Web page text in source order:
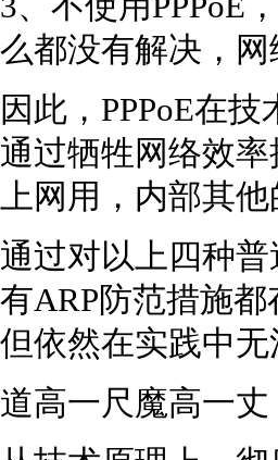
么都没有解决，
因此，PPPoE在
通过牺牲网络效
上网用，内部其他
通过对以上四种
有ARP防范措施
但依然在实践中
道高一尺魔高一